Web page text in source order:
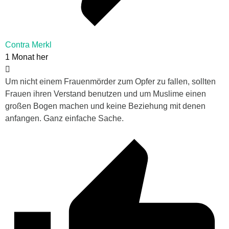
Contra Merkl
1 Monat her
Um nicht einem Frauenmörder zum Opfer zu fallen, sollten
Frauen ihren Verstand benutzen und um Muslime einen
großen Bogen machen und keine Beziehung mit denen
anfangen. Ganz einfache Sache.